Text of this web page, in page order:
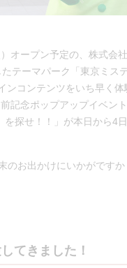
オープン予定の、株式会
たテーマパーク「東京ミス
ンコンテンツをいち早く体
記念ポップアップイベン
を探せ！！」が本日から4
のお出かけにいかがですか
てきました！